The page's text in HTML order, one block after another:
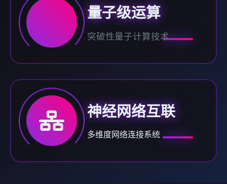
量子级运算
突破性量子计算技术
神经网络互联
多维度网络连接系统